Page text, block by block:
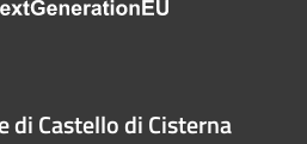
di Castello di Cisterna